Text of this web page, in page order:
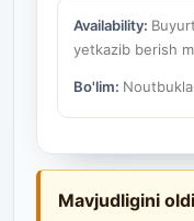
Availability:
yetkazib berish
Bo'lim:
Mavjudligini